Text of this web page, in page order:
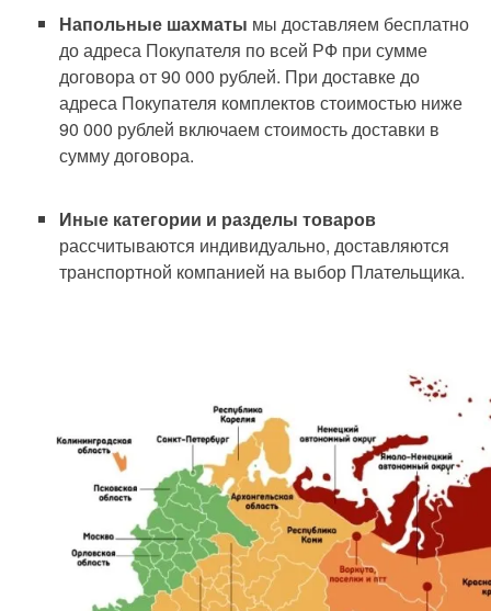
Напольные шахматы мы доставляем бесплатно
до адреса Покупателя по всей РФ при сумме
договора от 90 000 рублей. При доставке до
адреса Покупателя комплектов стоимостью ниже
90 000 рублей включаем стоимость доставки в
сумму договора.
Иные категории и разделы товаров
рассчитываются индивидуально, доставляются
транспортной компанией на выбор Плательщика.